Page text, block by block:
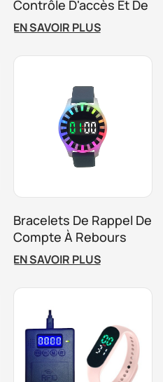
Contrôle D'accès Et De
Gestion Du Temps
Pour Les Attractions
Temporelles Des Parcs
EN SAVOIR PLUS
Bracelets De Rappel De
Compte À Rebours
RFID Personnalisés
Pour Activités En
Intérieur
EN SAVOIR PLUS